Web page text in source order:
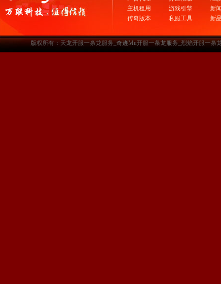
主机租用
传奇版本
游戏引擎
私服工具
新
新
版权所有：天龙开服一条龙服务_奇迹Mu开服一条龙服务_烈焰开服一条